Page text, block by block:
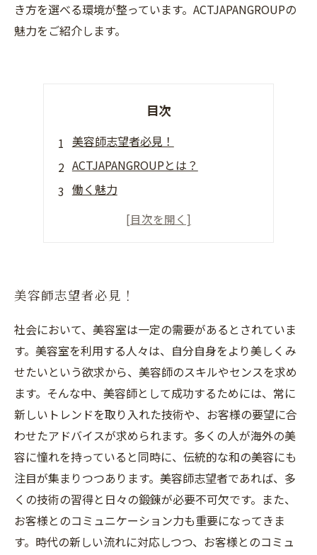
き方を選べる環境が整っています。ACTJAPANGROUPの
魅力をご紹介します。
目次
美容師志望者必見！
ACTJAPANGROUPとは？
働く魅力
美容師志望者必見！
社会において、美容室は一定の需要があるとされていま
す。美容室を利用する人々は、自分自身をより美しくみ
せたいという欲求から、美容師のスキルやセンスを求め
ます。そんな中、美容師として成功するためには、常に
新しいトレンドを取り入れた技術や、お客様の要望に合
わせたアドバイスが求められます。多くの人が海外の美
容に憧れを持っていると同時に、伝統的な和の美容にも
注目が集まりつつあります。美容師志望者であれば、多
くの技術の習得と日々の鍛錬が必要不可欠です。また、
お客様とのコミュニケーション力も重要になってきま
す。時代の新しい流れに対応しつつ、お客様とのコミュ